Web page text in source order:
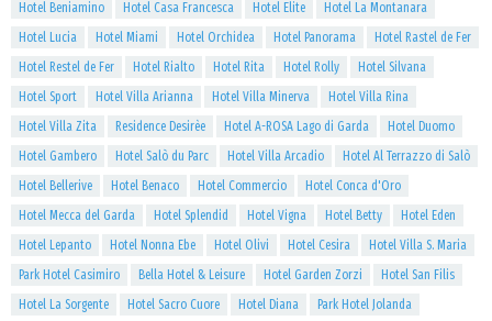
Hotel Beniamino
Hotel Casa Francesca Hotel Elite
Hotel La Montanara
Hotel Lucia
Hotel Miami Hotel Orchidea Hotel Panorama
Hotel Rastel de Fer
Hotel Restel de Fer
Hotel Rialto Hotel Rita Hotel Rolly
Hotel Silvana
Hotel Sport
Hotel Villa Arianna Hotel Villa Minerva
Hotel Villa Rina
Hotel Villa Zita
Residence Desirèe Hotel A-ROSA Lago di Garda
Hotel Duomo
Hotel Gambero
Hotel Salò du Parc Hotel Villa Arcadio
Hotel Al Terrazzo di Salò
Hotel Bellerive
Hotel Benaco Hotel Commercio
Hotel Conca d'Oro
Hotel Mecca del Garda
Hotel Splendid Hotel Vigna Hotel Betty
Hotel Eden
Hotel Lepanto
Hotel Nonna Ebe Hotel Olivi Hotel Cesira
Hotel Villa S. Maria
Park Hotel Casimiro
Bella Hotel & Leisure Hotel Garden Zorzi
Hotel San Filis
Hotel La Sorgente
Hotel Sacro Cuore Hotel Diana
Park Hotel Jolanda